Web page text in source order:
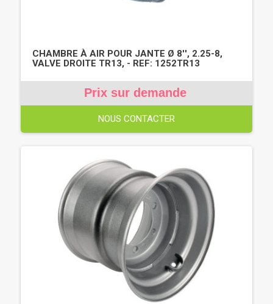
CHAMBRE À AIR POUR JANTE Ø 8'', 2.25-8,
VALVE DROITE TR13, - REF: 1252TR13
Prix sur demande
NOUS CONTACTER